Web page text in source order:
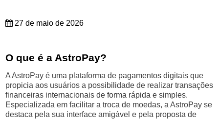
27 de maio de 2026
O que é a AstroPay?
A AstroPay é uma plataforma de pagamentos digitais que
propicia aos usuários a possibilidade de realizar transações
financeiras internacionais de forma rápida e simples.
Especializada em facilitar a troca de moedas, a AstroPay se
destaca pela sua interface amigável e pela proposta de